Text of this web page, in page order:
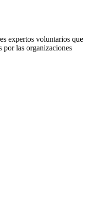
expertos voluntarios que
por las organizaciones